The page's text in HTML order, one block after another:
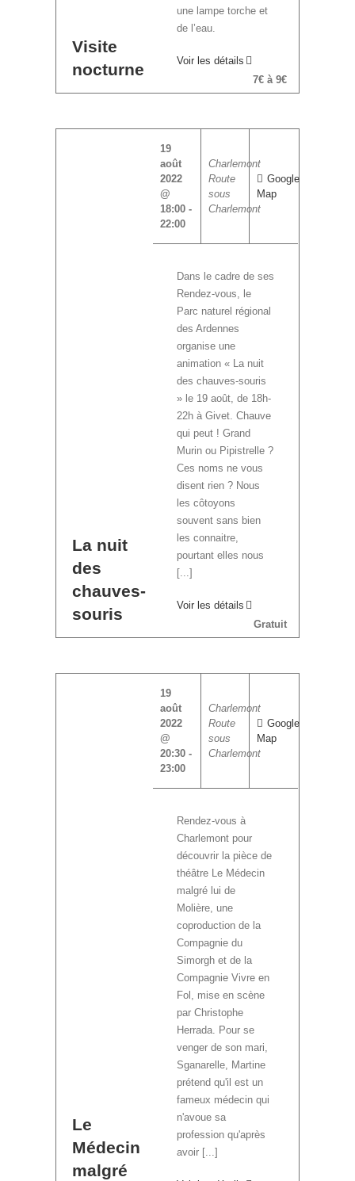
7€ à 9€
Visite
nocturne
une lampe torche et
de l’eau.
Voir les détails
Gratuit
La nuit
des
chauves-
souris
19
août
2022
@
18:00-
22:00
Charlemont
Route
sous
Charlemont
Google
Map
Dans le cadre de ses
Rendez-vous, le
Parc naturel régional
des Ardennes
organise une
animation « La nuit
des chauves-souris
» le 19 août, de 18h-
22h à Givet. Chauve
qui peut ! Grand
Murin ou Pipistrelle ?
Ces noms ne vous
disent rien ? Nous
les côtoyons
souvent sans bien
les connaitre,
pourtant elles nous
[...]
Voir les détails
Le
Médecin
malgré
19
août
2022
@
20:30-
23:00
Charlemont
Route
sous
Charlemont
Google
Map
Rendez-vous à
Charlemont pour
découvrir la pièce de
théâtre Le Médecin
malgré lui de
Molière, une
coproduction de la
Compagnie du
Simorgh et de la
Compagnie Vivre en
Fol, mise en scène
par Christophe
Herrada. Pour se
venger de son mari,
Sganarelle, Martine
prétend qu'il est un
fameux médecin qui
n'avoue sa
profession qu'après
avoir [...]